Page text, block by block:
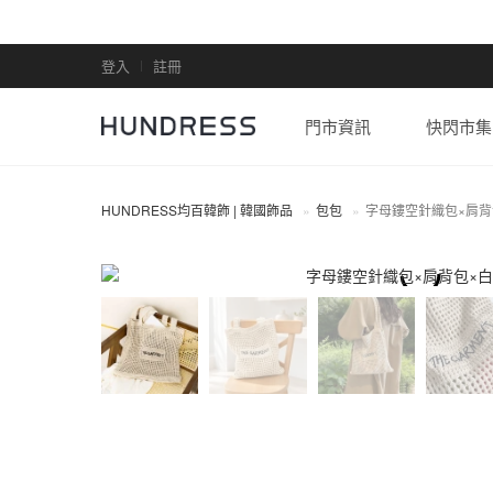
登入 註冊
門市資訊 快閃市集
HUNDRESS均百韓飾 | 韓國飾品 包包 字母鏤空針織包×肩